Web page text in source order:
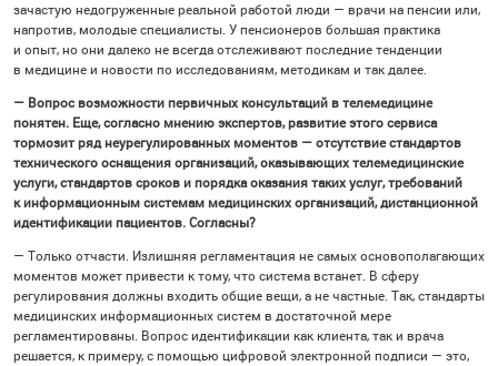
зачастую недогруженные реальной работой люди — врачи на пенсии или,
напротив, молодые специалисты. У пенсионеров большая практика
и опыт, но они далеко не всегда отслеживают последние тенденции
в медицине и новости по исследованиям, методикам и так далее.
— Вопрос возможности первичных консультаций в телемедицине
понятен. Еще, согласно мнению экспертов, развитие этого сервиса
тормозит ряд неурегулированных моментов — отсутствие стандартов
технического оснащения организаций, оказывающих телемедицинские
услуги, стандартов сроков и порядка оказания таких услуг, требований
к информационным системам медицинских организаций, дистанционной
идентификации пациентов. Согласны?
— Только отчасти. Излишняя регламентация не самых основополагающих
моментов может привести к тому, что система встанет. В сферу
регулирования должны входить общие вещи, а не частные. Так, стандарты
медицинских информационных систем в достаточной мере
регламентированы. Вопрос идентификации как клиента, так и врача
решается, к примеру, с помощью цифровой электронной подписи — это,